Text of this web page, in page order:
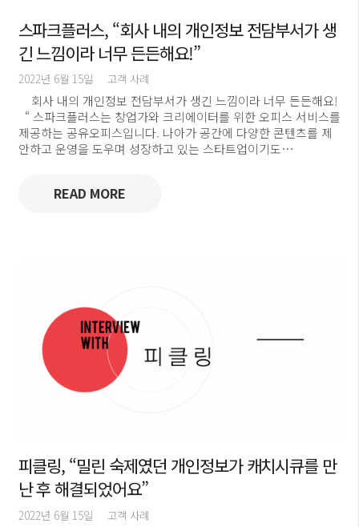
스파크플러스, “회사 내의 개인정보 전담부서가 생
긴 느낌이라 너무 든든해요!”
2022년 6월 15일 고객 사례
회사 내의 개인정보 전담부서가 생긴 느낌이라 너무 든든해요!
“ 스파크플러스는 창업가와 크리에이터를 위한 오피스 서비스를
제공하는 공유오피스입니다. 나아가 공간에 다양한 콘텐츠를 제
안하고 운영을 도우며 성장하고 있는 스타트업이기도…
READ MORE
피클링, “밀린 숙제였던 개인정보가 캐치시큐를 만
난 후 해결되었어요”
2022년 6월 15일 고객 사례